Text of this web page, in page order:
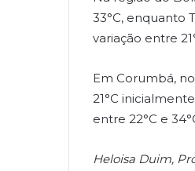
33°C, enquanto
variação entre
Em Corumbá,
21°C
entre 22°C e
Heloisa Duim,